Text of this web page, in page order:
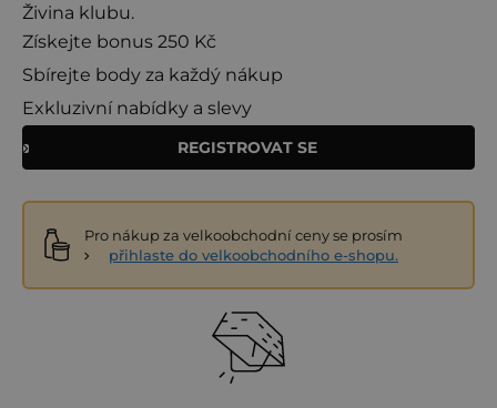
Živina klubu.
Získejte bonus 250 Kč
Sbírejte body za každý nákup
Exkluzivní nabídky a slevy
REGISTROVAT SE
Pro nákup za velkoobchodní ceny se prosím
přihlaste do velkoobchodního e-shopu.